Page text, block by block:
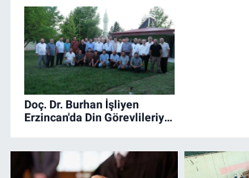
Doç. Dr. Burhan İşliyen
Erzincan'da Din Görevlileriyle